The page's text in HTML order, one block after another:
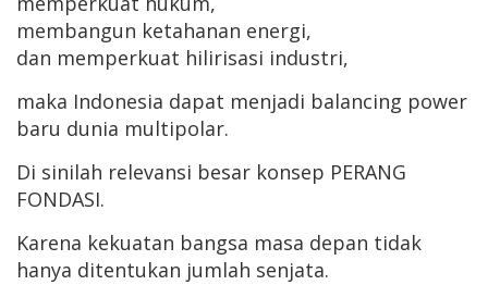
membangun ketahanan energi,
dan memperkuat hilirisasi industri,
maka Indonesia dapat menjadi balancing power
baru dunia multipolar.
Di sinilah relevansi besar konsep PERANG
FONDASI.
Karena kekuatan bangsa masa depan tidak
hanya ditentukan jumlah senjata.